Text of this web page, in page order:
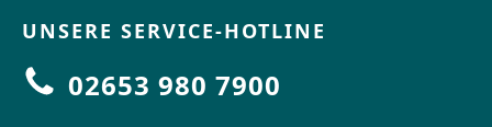
UNSERE SERVICE-HOTLINE
02653 980 7900